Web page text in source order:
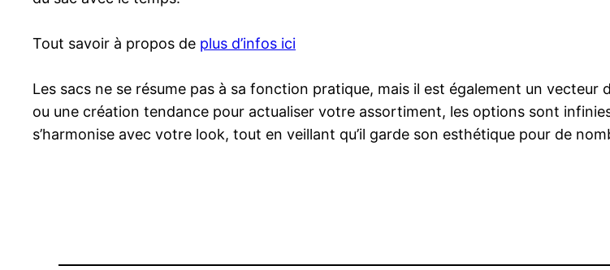
Tout savoir à propos de plus d’infos ici
Les sacs ne se résume pas à sa fonction pratique, mais il est également un vecteur
ou une création tendance pour actualiser votre assortiment, les options sont
s’harmonise avec votre look, tout en veillant qu’il garde son esthétique pour de